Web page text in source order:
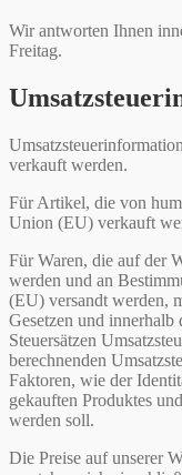
Wir antworten Ihnen
Freitag.
verkauft werden.
Für Artikel, die von
Union (EU) verkauft
Für Waren, die auf der
werden und an
(EU) versandt werden,
Gesetzen und innerhalb
Steuersätzen
berechnenden
Faktoren, wie der
gekauften Produktes
werden soll.
Die Preise auf unserer